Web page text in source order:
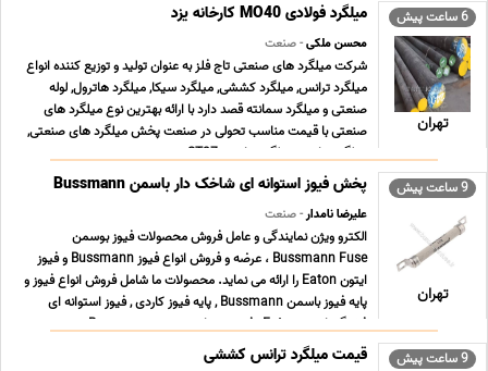
6 ساعت پیش
تهران
میلگرد فولادی MO40 کارخانه یزد
محسن ملکی- صنعت
شرکت میلگرد های صنعتی تاج فلز به عنوان تولید و توزیع کننده انواع
میلگرد ترانس, میلگرد کششی, میلگرد سیکا, میلگرد هاترول, لوله
صنعتی و میلگرد سمانته قصد دارد با ارائه بهترین نوع میلگرد های
صنعتی با قیمت مناسب تحولی در صنعت پخش میلگرد های صنعتی,
میلگرد ترانس, میلگرد ترانسی ST37 , می ... ...
9 ساعت پیش
تهران
پخش فیوز استوانه ای شاخک دار باسمن Bussmann
علیرضا نامدار- صنعت
الکترو ویژن نمایندگی و عامل فروش محصولات فیوز بوسمن
Bussmann Fuse ، عرضه و فروش انواع فیوز Bussmann و فیوز
ایتون Eaton را ارائه می نماید. محصولات ما شامل فروش انواع فیوز و
پایه فیوز باسمن Bussmann , پایه فیوز کاردی , فیوز استوانه ای
فشنگی ایتون Eaton , فیوز مینیاتوری بوسمن Bussma ... ...
9 ساعت پیش قیمت میلگرد ترانس کششی